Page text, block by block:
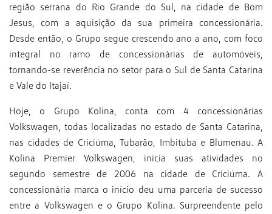
região serrana do Rio Grande do Sul, na cidade de Bom
Jesus, com a aquisição da sua primeira concessionária.
Desde então, o Grupo segue crescendo ano a ano, com foco
integral no ramo de concessionárias de automóveis,
tornando-se reverência no setor para o Sul de Santa Catarina
e Vale do Itajaí.
Hoje, o Grupo Kolina, conta com 4 concessionárias
Volkswagen, todas localizadas no estado de Santa Catarina,
nas cidades de Criciúma, Tubarão, Imbituba e Blumenau. A
Kolina Premier Volkswagen, inicia suas atividades no
segundo semestre de 2006 na cidade de Criciúma. A
concessionária marca o início deu uma parceria de sucesso
entre a Volkswagen e o Grupo Kolina. Surpreendente pelo